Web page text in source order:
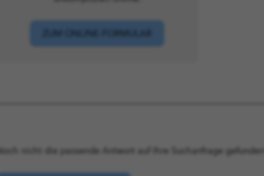
Noch nicht die passende Antwort auf Ihre Suchanfrage gefunden?